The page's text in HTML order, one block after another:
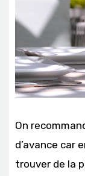
On
d’avance car
trouver de la